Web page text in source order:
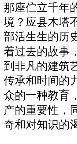
那座伫立千年
境？应县木塔
部活生生的历
着过去的故事
到非凡的建筑
传承和时间的
众的一种教育
产的重要性，
奇和对知识的